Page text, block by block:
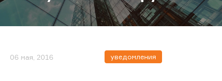
06 мая, 2016 уведомления